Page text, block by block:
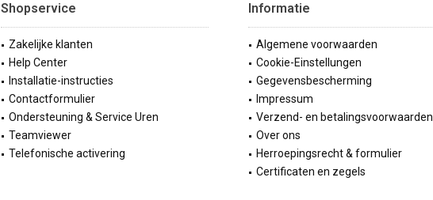
Shopservice
Zakelijke klanten
Help Center
Installatie-instructies
Contactformulier
Ondersteuning & Service Uren
Teamviewer
Telefonische activering
Informatie
Algemene voorwaarden
Cookie-Einstellungen
Gegevensbescherming
Impressum
Verzend- en betalingsvoorwaarden
Over ons
Herroepingsrecht & formulier
Certificaten en zegels